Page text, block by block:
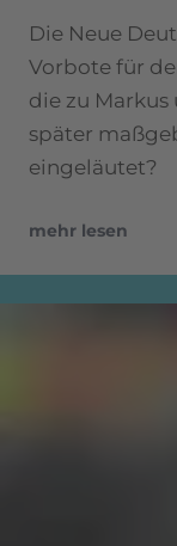
Die Neue
Vorbote für
die zu
später
eingeläutet?
mehr lesen